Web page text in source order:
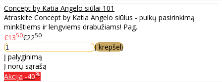
Concept by Katia Angelo siūlai 101
Atraskite Concept by Katia Angelo siūlus - puikų pasirinkimą
minkštiems ir lengviems drabužiams! Pag..
€1350€2250
Į krepšelį
Į palyginimą
Į norų sąrašą
Akcija -40%